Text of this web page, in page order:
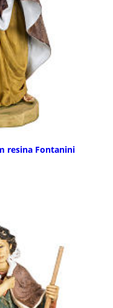
resina Fontanini